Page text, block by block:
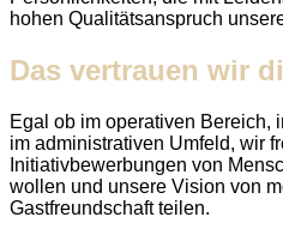
hohen Qualitätsanspruch
Das vertrauen wir
Egal ob im operativen Bereich,
im administrativen Umfeld, wir
Initiativbewerbungen von
wollen und unsere Vision von
Gastfreundschaft teilen.